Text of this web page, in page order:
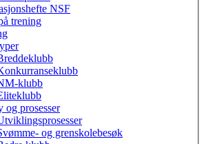
NSF
trening
klubb
og prosesser
og grenskolebesøk